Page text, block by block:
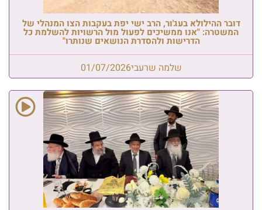
דובר ההילולא בעג'ור, הרב ישי יפת בעקבות הצו המנהלי של
המשטרה: "אנו ממשיכים לפעול מול הרשויות להשלמת כל
הדרישות ולהסדרת הנושאים שנותרו"
שלמה שרעבי01/07/2026